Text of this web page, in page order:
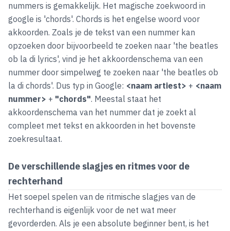
nummers is gemakkelijk. Het magische zoekwoord in
google is 'chords'. Chords is het engelse woord voor
akkoorden. Zoals je de tekst van een nummer kan
opzoeken door bijvoorbeeld te zoeken naar 'the beatles
ob la di lyrics', vind je het akkoordenschema van een
nummer door simpelweg te zoeken naar 'the beatles ob
la di chords'. Dus typ in Google: <naam artiest> + <naam
nummer> + "chords". Meestal staat het
akkoordenschema van het nummer dat je zoekt al
compleet met tekst en akkoorden in het bovenste
zoekresultaat.
De verschillende slagjes en ritmes voor de
rechterhand
Het soepel spelen van de ritmische slagjes van de
rechterhand is eigenlijk voor de net wat meer
gevorderden. Als je een absolute beginner bent, is het